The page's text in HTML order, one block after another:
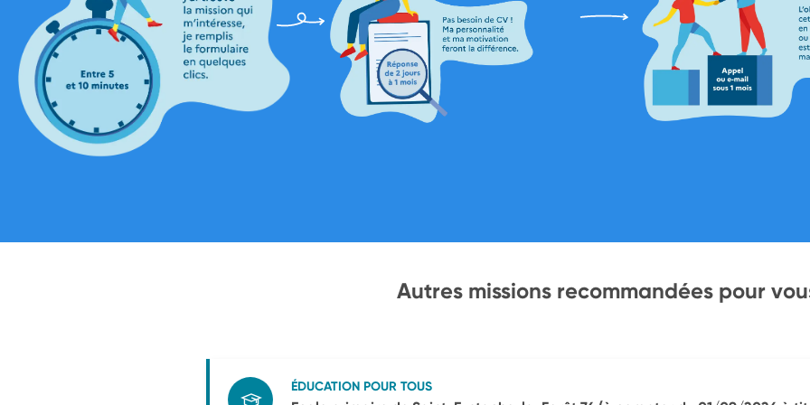
Autres missions recommandées pour
ÉDUCATION POUR TOUS